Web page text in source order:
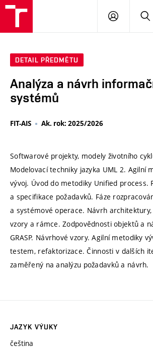
PŘIHLÁSIT
DETAIL PŘEDMĚTU
Analýza a návrh
systémů
FIT-AIS Ak. rok: 2025/2026
Softwarové projekty, modely životního
Modelovací techniky jazyka UML 2. Agilní
vývoj. Úvod do metodiky Unified process.
a specifikace požadavků. Fáze
a systémové operace. Návrh
vzory a rámce. Zodpovědnosti objektů a
GRASP. Návrhové vzory. Agilní metodiky
testem, refaktorizace. Činnosti v dalších
zaměřený na analýzu požadavků a návrh.
JAZYK VÝUKY
čeština